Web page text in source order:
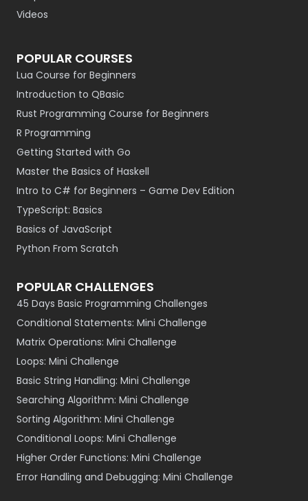
Videos
POPULAR COURSES
Lua Course for Beginners
Introduction to QBasic
Rust Programming Course for Beginners
R Programming
Getting Started with Go
Master the Basics of Haskell
Intro to C# for Beginners – Game Dev Edition
TypeScript: Basics
Basics of JavaScript
Python From Scratch
POPULAR CHALLENGES
45 Days Basic Programming Challenges
Conditional Statements: Mini Challenge
Matrix Operations: Mini Challenge
Loops: Mini Challenge
Basic String Handling: Mini Challenge
Searching Algorithm: Mini Challenge
Sorting Algorithm: Mini Challenge
Conditional Loops: Mini Challenge
Higher Order Functions: Mini Challenge
Error Handling and Debugging: Mini Challenge